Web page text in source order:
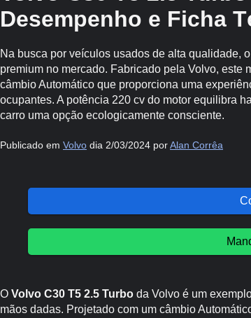
Desempenho e Ficha
Na busca por veículos usados de alta qualidade,
premium no mercado. Fabricado pela Volvo, este
câmbio Automático que proporciona uma
ocupantes. A potência 220 cv do motor equilibra
carro uma opção ecologicamente consciente.
Publicado em Volvo dia 2/03/2024 porAlan Corrêa
O Volvo C30 T5 2.5 Turbo da Volvo é um
mãos dadas. Projetado com um câmbio